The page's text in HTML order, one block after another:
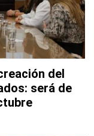
del
será de